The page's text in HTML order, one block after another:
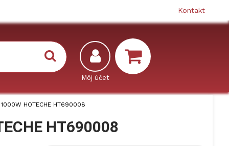
Kontakt
HOTECHE HT690008
HT690008